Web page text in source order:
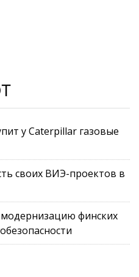
у Caterpillar газовые
своих ВИЭ-проектов в
финских